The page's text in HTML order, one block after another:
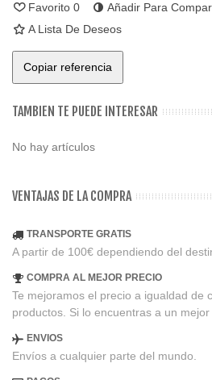
Favorito 0 Añadir Para
A Lista De Deseos
Copiar referencia
TAMBIEN TE PUEDE INTERESAR
No hay artículos
VENTAJAS DE LA COMPRA
TRANSPORTE GRATIS
A partir de 100€ dependiendo del
COMPRA AL MEJOR PRECIO
Te mejoramos el precio a igualdad de
productos. Si lo encuentras a un
ENVIOS
Envíos a cualquier parte del mundo.